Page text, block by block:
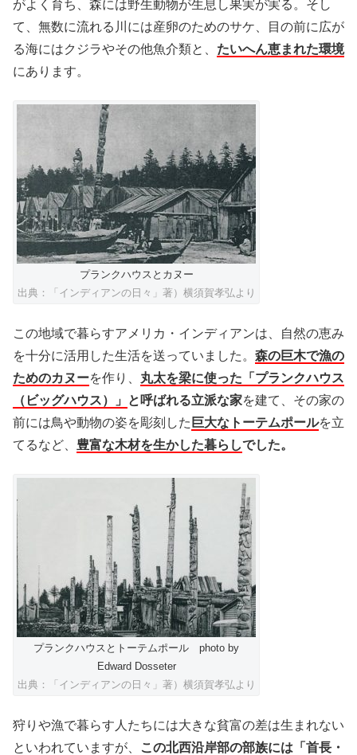
がよく育ち、森には野生動物が生息し果実が実る。そし
て、無数に流れる川には産卵のためのサケ、目の前に広が
る海にはクジラやその他魚介類と、 たいへん恵まれた環境
にあります。
プランクハウスとカヌー
出典：「インディアンの日々」著）横須賀孝弘より
この地域で暮らすアメリカ・インディアンは、自然の恵み
を十分に活用した生活を送っていました。 森の巨木で漁の
ためのカヌーを作り、 丸太を梁に使った「プランクハウス
（ビッグハウス）」
と呼ばれる立派な家を建て、その家の
前には鳥や動物の姿を彫刻した 巨大なトーテムポールを立
てるなど、 豊富な木材を生かした暮らしでした。
プランクハウスとトーテムポール photo by
Edward Dosseter
出典：「インディアンの日々」著）横須賀孝弘より
狩りや漁で暮らす人たちには大きな貧富の差は生まれない
といわれていますが、
この北西沿岸部の部族には「首長・